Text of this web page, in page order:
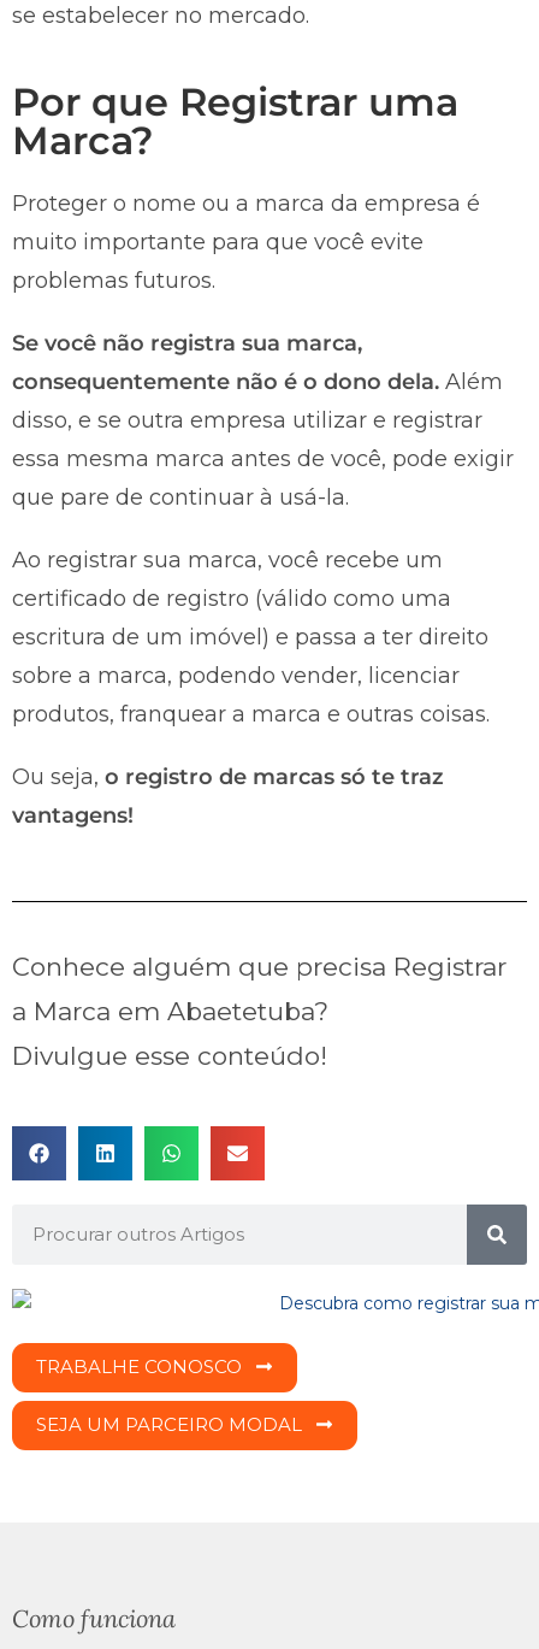
se estabelecer no mercado.
Por que Registrar uma
Marca?
Proteger o nome ou a marca da empresa é
muito importante para que você evite
problemas futuros.
Se você não registra sua marca,
consequentemente não é o dono dela. Além
disso, e se outra empresa utilizar e registrar
essa mesma marca antes de você, pode exigir
que pare de continuar à usá-la.
Ao registrar sua marca, você recebe um
certificado de registro (válido como uma
escritura de um imóvel) e passa a ter direito
sobre a marca, podendo vender, licenciar
produtos, franquear a marca e outras coisas.
Ou seja, o registro de marcas só te traz
vantagens!
Conhece alguém que precisa Registrar
a Marca em Abaetetuba?
Divulgue esse conteúdo!
TRABALHE CONOSCO
SEJA UM PARCEIRO MODAL
Como funciona